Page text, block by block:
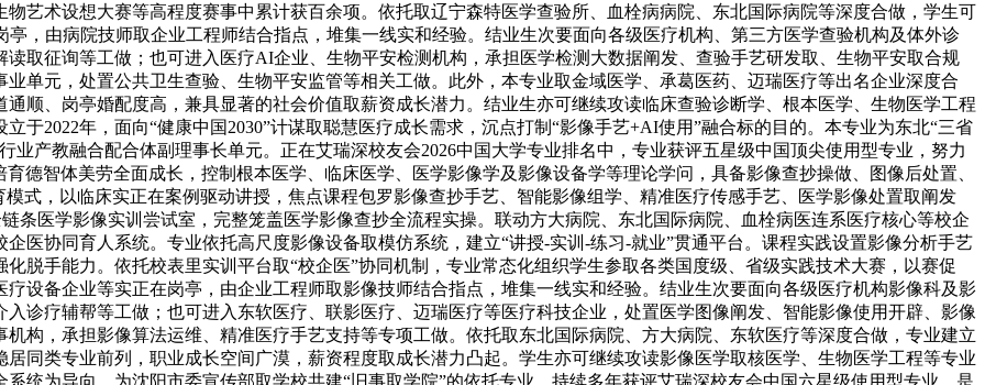
艺术设想大赛等高程度赛事中累计获百余项。依托取辽宁森特医学查验所、血栓病病院、东北国际病院等深度合做，学生可
，由病院技师取企业工程师结合指点，堆集一线实和经验。结业生次要面向各级医疗机构、第三方医学查验机构及体外诊
取征询等工做；也可进入医疗AI企业、生物平安检测机构，承担医学检测大数据阐发、查验手艺研发取、生物平安取合规
单元，处置公共卫生查验、生物平安监管等相关工做。此外，本专业取金域医学、承葛医药、迈瑞医疗等出名企业深度合
顺、岗亭婚配度高，兼具显著的社会价值取薪资成长潜力。结业生亦可继续攻读临床查验诊断学、根本医学、生物医学工程
于2022年，面向“健康中国2030”计谋取聪慧医疗成长需求，沉点打制“影像手艺+AI使用”融合标的目的。本专业为东北“三省
业产教融合配合体副理事长单元。正在艾瑞深校友会2026中国大学专业排名中，专业获评五星级中国顶尖使用型专业，努力
德智体美劳全面成长，控制根本医学、临床医学、医学影像学及影像设备学等理论学问，具备影像查抄操做、图像后处置、
式，以临床实正在案例驱动讲授，焦点课程包罗影像查抄手艺、智能影像组学、精准医疗传感手艺、医学影像处置取阐发
条医学影像实训尝试室，完整笼盖医学影像查抄全流程实操。联动方大病院、东北国际病院、血栓病医连系医疗核心等校企
医协同育人系统。专业依托高尺度影像设备取模仿系统，建立“讲授-实训-练习-就业”贯通平台。课程实践设置影像分析手艺
脱手能力。依托校表里实训平台取“校企医”协同机制，专业常态化组织学生参取各类国度级、省级实践技术大赛，以赛促
设备企业等实正在岗亭，由企业工程师取影像技师结合指点，堆集一线实和经验。结业生次要面向各级医疗机构影像科及影
诊疗辅帮等工做；也可进入东软医疗、联影医疗、迈瑞医疗等医疗科技企业，处置医学图像阐发、智能影像使用开辟、影像
构，承担影像算法运维、精准医疗手艺支持等专项工做。依托取东北国际病院、方大病院、东软医疗等深度合做，专业建立
同类专业前列，职业成长空间广漠，薪资程度取成长潜力凸起。学生亦可继续攻读影像医学取核医学、生物医学工程等专业
统为导向，为沈阳市委宣传部取学校共建“旧事取学院”的依托专业，持续多年获评艾瑞深校友会中国六星级使用型专业，是